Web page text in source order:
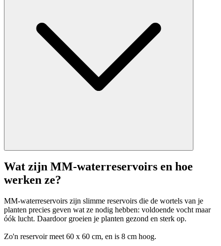
Wat zijn MM-waterreservoirs en hoe
werken ze?
MM-waterreservoirs zijn slimme reservoirs die de wortels van je
planten precies geven wat ze nodig hebben: voldoende vocht maar
óók lucht. Daardoor groeien je planten gezond en sterk op.
Zo'n reservoir meet 60 x 60 cm, en is 8 cm hoog.